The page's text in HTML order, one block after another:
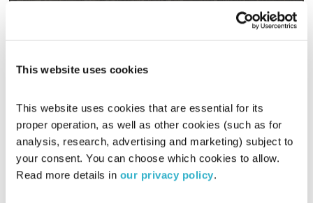
This website uses cookies
This website uses cookies that are essential for its
proper operation, as well as other cookies (such as for
analysis, research, advertising and marketing) subject to
your consent. You can choose which cookies to allow.
Read more details in our privacy policy.
כנות מוערכת יתר על המידה
חלונות צבעוניים